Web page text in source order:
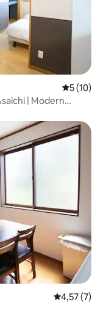
5 av 5 i
5 (10)
| Modern
4,57 av 5 i
4,57 (7)